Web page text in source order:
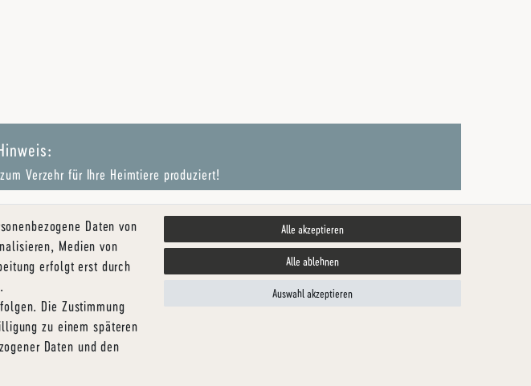
Verzehr für Ihre Heimtiere produziert!
Kontakt
Daten von
Medien von
erfolgt erst durch
Die Zustimmung
zu einem späteren
Daten und den
Alle akzeptieren
Alle ablehnen
Auswahl akzeptieren